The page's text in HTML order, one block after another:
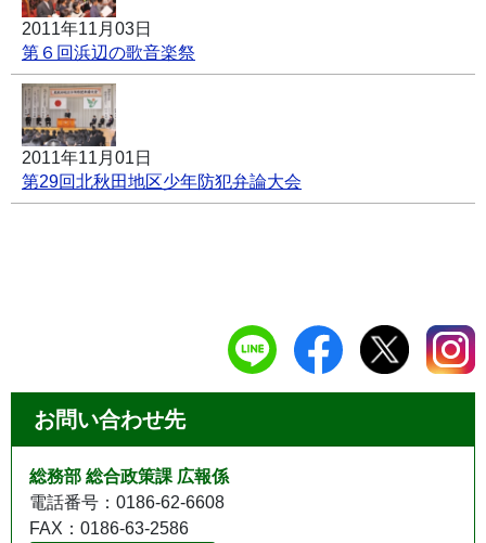
2011年11月03日
第６回浜辺の歌音楽祭
2011年11月01日
第29回北秋田地区少年防犯弁論大会
お問い合わせ先
総務部 総合政策課 広報係
電話番号：0186-62-6608
FAX：0186-63-2586